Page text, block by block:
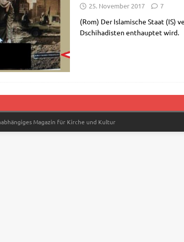
25. November 2017 7
(Rom) Der Isla­mi­sche Staat (IS)
Dschi­ha­di­sten ent­haup­tet wird.
Magazin für Kirche und Kultur